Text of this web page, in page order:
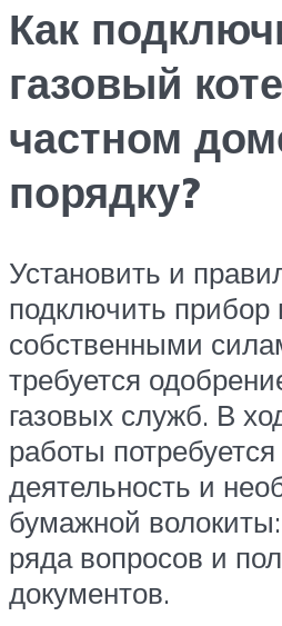
Как
газовый
частном
порядку?
Установить и
подключить прибор
собственными
требуется
газовых служб. В
работы
деятельность и
бумажной
ряда вопросов и
документов.